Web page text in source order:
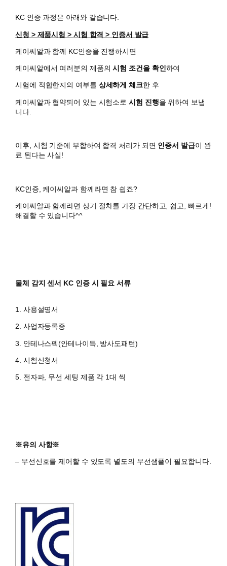
KC 인증 과정은 아래와 같습니다.
신청 > 제품시험 > 시험 합격 > 인증서 발급
케이씨알과 함께 KC인증을 진행하시면
​케이씨알에서 여러분의 제품의시험 조건을 확인하여
시험에 적합한지의 여부를 상세하게 체크한 후
케이씨알과 협약되어 있는 시험소로시험 진행을 위하여 보냅
니다.
이후, 시험 기준에 부합하여 합격 처리가 되면 인증서 발급이 완
료 된다는 사실!
KC인증, 케이씨알과 함께라면 참 쉽죠?
케이씨알과 함께라면 상기 절차를 가장 간단하고, 쉽고, 빠르게!
해결할 수 있습니다^^
물체 감지 센서 KC 인증 시 필요 서류
1. 사용설명서
2. 사업자등록증
3. 안테나스펙(안테나이득, 방사도패턴)
4. 시험신청서
5. 전자파, 무선 세팅 제품 각 1대 씩
※유의 사항※
– 무선신호를 제어할 수 있도록 별도의 무선샘플이 필요합니다.